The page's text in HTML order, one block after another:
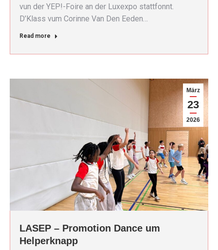
vun der YEP!-Foire an der Luxexpo stattfonnt.
D’Klass vum Corinne Van Den Eeden…
Read more
März
23
2026
LASEP – Promotion Dance um
Helperknapp